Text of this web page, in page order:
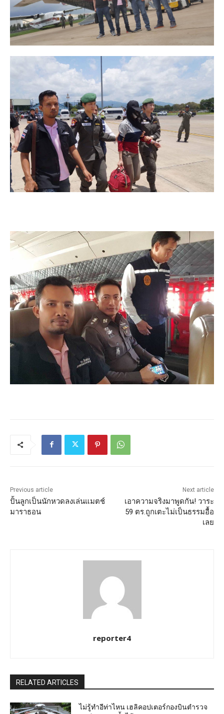
Previous article
ปั้นลูกเป็นนักหวดลงเล่นแมตช์
มาราธอน
Next article
เอาความจริงมาพูดกัน! วาระ
59 ตร.ถูกเตะไม่เป็นธรรมอื้อ
เลย
reporter4
RELATED ARTICLES
ไม่รู้ทำอีท่าไหน เฮลิคอปเตอร์กองบินตำรวจ